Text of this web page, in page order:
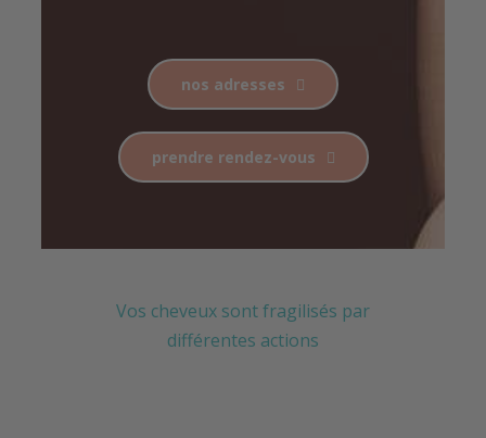
nos adresses
prendre rendez-vous
Vos cheveux sont fragilisés par
différentes actions